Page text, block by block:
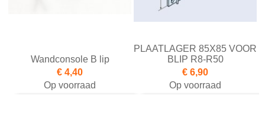
Wandconsole B lip
€ 4,40
Op voorraad
PLAATLAGER 85X85 VOOR
BLIP R8-R50
€ 6,90
Op voorraad